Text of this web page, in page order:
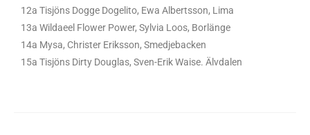
12a Tisjöns Dogge Dogelito, Ewa Albertsson, Lima
13a Wildaeel Flower Power, Sylvia Loos, Borlänge
14a Mysa, Christer Eriksson, Smedjebacken
15a Tisjöns Dirty Douglas, Sven-Erik Waise. Älvdalen